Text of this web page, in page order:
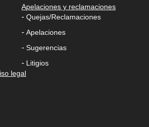
Apelaciones y reclamaciones
- Quejas/Reclamaciones
- Apelaciones
- Sugerencias
- Litigios
legal